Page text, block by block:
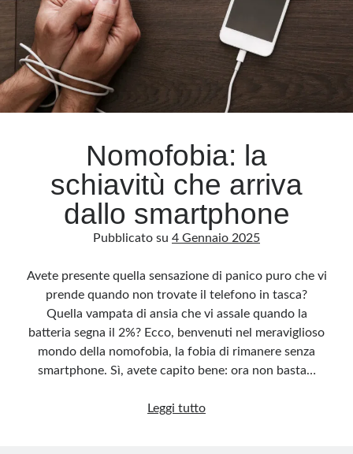
spaventa
potenti
Nomofobia: la
schiavitù che arriva
dallo smartphone
Pubblicato su 4 Gennaio 2025
Avete presente quella sensazione di panico puro che vi
prende quando non trovate il telefono in tasca?
Quella vampata di ansia che vi assale quando la
batteria segna il 2%? Ecco, benvenuti nel meraviglioso
mondo della nomofobia, la fobia di rimanere senza
smartphone. Sì, avete capito bene: ora non basta…
Leggi tuttoNomofobia: